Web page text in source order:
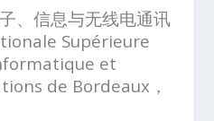
、信息与无线电通讯
Supérieure
et
de Bordeaux，